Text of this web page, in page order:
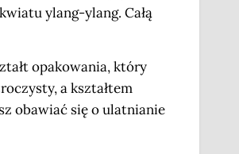
ylang-ylang. Całą
opakowania, który
a kształtem
obawiać się o ulatnianie